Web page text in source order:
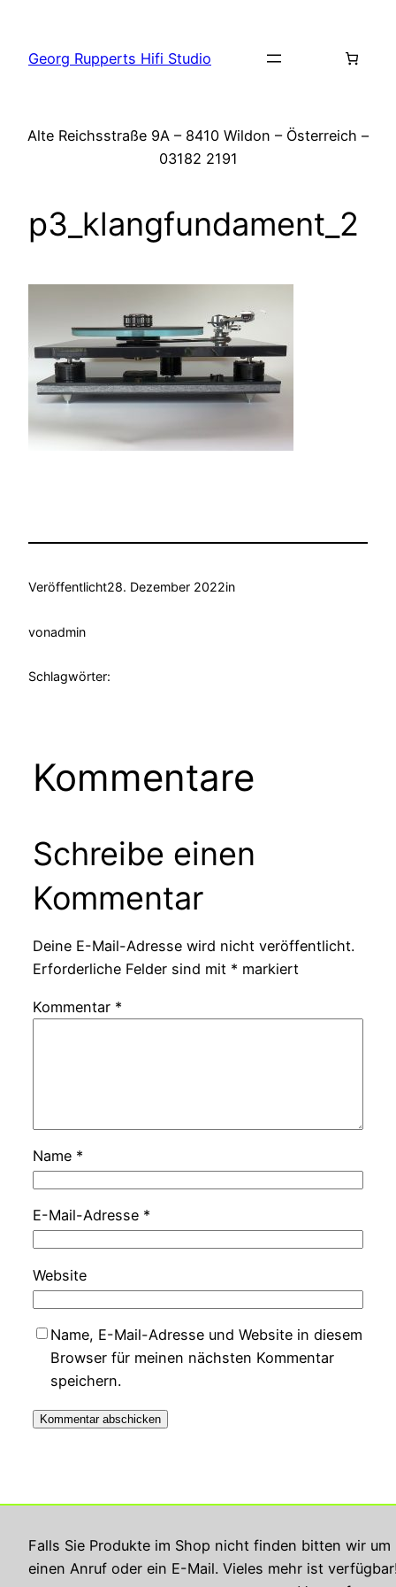
Falls Sie Produkte im Shop nicht finden bitten wir um
einen Anruf oder ein E-Mail. Vieles mehr ist
springen
Georg Rupperts Hifi Studio
Alte Reichsstraße 9A – 8410 Wildon – Österreich –
03182 2191
p3_klangfundament_2
Veröffentlicht28. Dezember 2022in
vonadmin
Schlagwörter:
Kommentare
Schreibe einen
Kommentar
Deine E-Mail-Adresse wird nicht veröffentlicht.
Erforderliche Felder sind mit * markiert
Kommentar *
Name *
E-Mail-Adresse *
Website
Name, E-Mail-Adresse und Website in diesem
Browser für meinen nächsten Kommentar
speichern.
Impressum Datenschutzerklärung